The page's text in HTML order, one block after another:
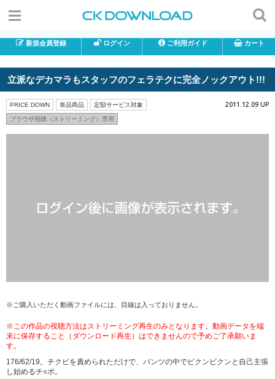
新規会員登録 ログイン ご利用ガイド カート
立派なデカマラもスタッフのフェラテクに完全ノックアウト!!!
PRICE DOWN 単品商品 定額サービス対象
ブラウザ視聴（ストリーミング）専用
2011.12.09 UP
※ご購入いただく動画ファイルには、目線は入っておりません。
※この作品の視聴方法はストリーミング再生のみとなります。動画データを端
末に保存すること（ダウンロード再生）はできませんので予めご了承願いま
す。
176/62/19。チクビを責められただけで、パンツの中でビクンビクンと自己主張
し始めるチ○ポ。